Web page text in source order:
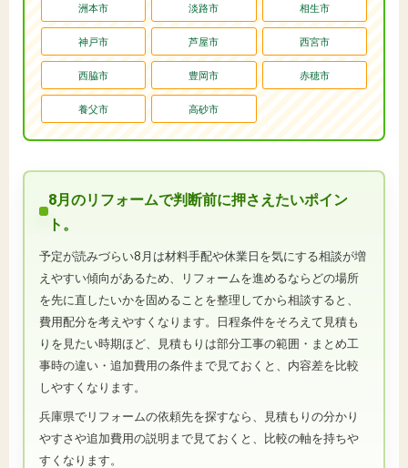
洲本市 淡路市 相生市
神戸市 芦屋市 西宮市
西脇市 豊岡市 赤穂市
養父市 高砂市
8月のリフォームで判断前に押さえたいポイン
ト。
予定が読みづらい8月は材料手配や休業日を気にする相談が増
えやすい傾向があるため、リフォームを進めるならどの場所
を先に直したいかを固めることを整理してから相談すると、
費用配分を考えやすくなります。日程条件をそろえて見積も
りを見たい時期ほど、見積もりは部分工事の範囲・まとめ工
事時の違い・追加費用の条件まで見ておくと、内容差を比較
しやすくなります。
兵庫県でリフォームの依頼先を探すなら、見積もりの分かり
やすさや追加費用の説明まで見ておくと、比較の軸を持ちや
すくなります。